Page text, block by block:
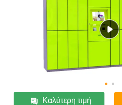
Καλύτερη τιμή